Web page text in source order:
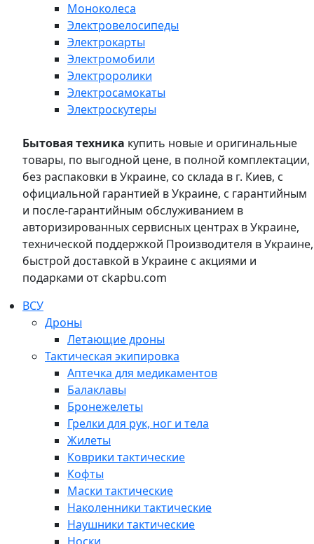
Моноколеса
Электровелосипеды
Электрокарты
Электромобили
Электроролики
Электросамокаты
Электроскутеры
Бытовая техника купить новые и оригинальные
товары, по выгодной цене, в полной комплектации,
без распаковки в Украине, со склада в г. Киев, с
официальной гарантией в Украине, с гарантийным
и после-гарантийным обслуживанием в
авторизированных сервисных центрах в Украине,
технической поддержкой Производителя в Украине,
быстрой доставкой в Украине с акциями и
подарками от ckapbu.com
ВСУ
Дроны
Летающие дроны
Тактическая экипировка
Аптечка для медикаментов
Балаклавы
Бронежелеты
Грелки для рук, ног и тела
Жилеты
Коврики тактические
Кофты
Маски тактические
Наколенники тактические
Наушники тактические